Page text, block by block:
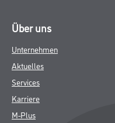
Über uns
Unternehmen
Aktuelles
Services
Karriere
M-Plus